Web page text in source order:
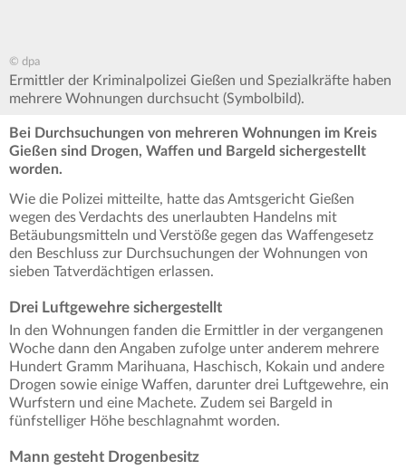
© dpa
Ermittler der Kriminalpolizei Gießen und Spezialkräfte haben
mehrere Wohnungen durchsucht (Symbolbild).
Bei Durchsuchungen von mehreren Wohnungen im Kreis
Gießen sind Drogen, Waffen und Bargeld sichergestellt
worden.
Wie die Polizei mitteilte, hatte das Amtsgericht Gießen
wegen des Verdachts des unerlaubten Handelns mit
Betäubungsmitteln und Verstöße gegen das Waffengesetz
den Beschluss zur Durchsuchungen der Wohnungen von
sieben Tatverdächtigen erlassen.
Drei Luftgewehre sichergestellt
In den Wohnungen fanden die Ermittler in der vergangenen
Woche dann den Angaben zufolge unter anderem mehrere
Hundert Gramm Marihuana, Haschisch, Kokain und andere
Drogen sowie einige Waffen, darunter drei Luftgewehre, ein
Wurfstern und eine Machete. Zudem sei Bargeld in
fünfstelliger Höhe beschlagnahmt worden.
Mann gesteht Drogenbesitz